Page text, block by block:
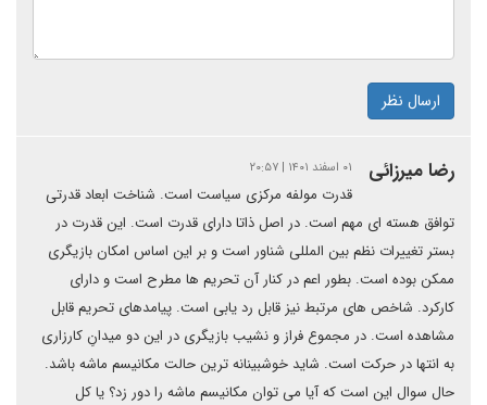
ارسال نظر
رضا میرزائی ۰۱ اسفند ۱۴۰۱ | ۲۰:۵۷
قدرت مولفه مرکزی سیاست است. شناخت ابعاد قدرتی
توافق هسته ای مهم است. در اصل ذاتا دارای قدرت است. این قدرت در
بستر تغییرات نظم بین المللی شناور است و بر این اساس امکان بازیگری
ممکن بوده است. بطور اعم در کنار آن تحریم ها مطرح است و دارای
کارکرد. شاخص های مرتبط نیز قابل رد یابی است. پیامدهای تحریم قابل
مشاهده است. در مجموع فراز و نشیب بازیگری در این دو میدانِ کارزاری
به انتها در حرکت است. شاید خوشبینانه ترین حالت مکانیسم ماشه باشد.
حال سوال این است که آیا می توان مکانیسم ماشه را دور زد؟ یا کل